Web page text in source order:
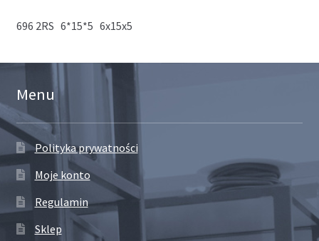
696 2RS 6*15*5 6x15x5
Menu
Polityka prywatności
Moje konto
Regulamin
Sklep